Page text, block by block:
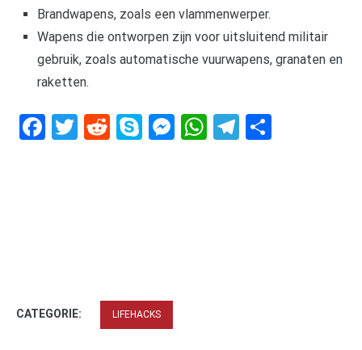
Brandwapens, zoals een vlammenwerper.
Wapens die ontworpen zijn voor uitsluitend militair
gebruik, zoals automatische vuurwapens, granaten en
raketten.
Facebook
Twitter
RedditSkypeMessenger
WhatsApp
Telegram
CATEGORIE: LIFEHACKS